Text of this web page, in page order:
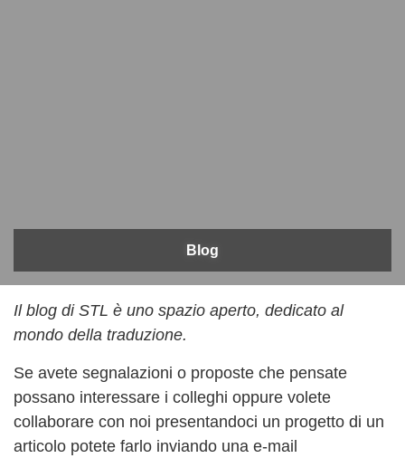
Blog
Il blog di STL è uno spazio aperto, dedicato al
mondo della traduzione.
Se avete segnalazioni o proposte che pensate
possano interessare i colleghi oppure volete
collaborare con noi presentandoci un progetto di un
articolo potete farlo inviando una e-mail